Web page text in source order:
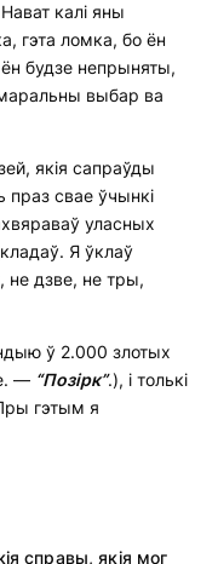
калі яны
гэта ломка, бо ён
будзе непрыняты,
выбар ва
якія сапраўды
праз свае ўчынкі
уласных
Я ўклаў
не дзве, не тры,
ў 2.000 злотых
— “Позірк”.), і толькі
гэтым я
справы, якія мог